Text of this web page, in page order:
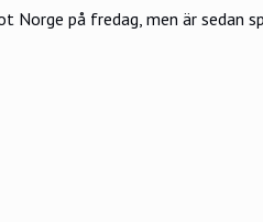
på fredag, men är sedan